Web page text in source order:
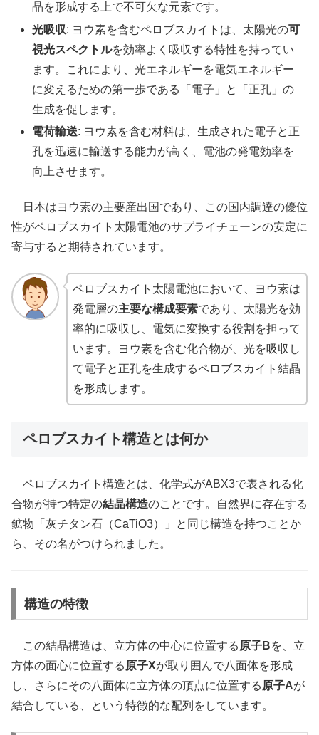
晶を形成する上で不可欠な元素です。
光吸収: ヨウ素を含むペロブスカイトは、太陽光の可
視光スペクトルを効率よく吸収する特性を持ってい
ます。これにより、光エネルギーを電気エネルギー
に変えるための第一歩である「電子」と「正孔」の
生成を促します。
電荷輸送: ヨウ素を含む材料は、生成された電子と正
孔を迅速に輸送する能力が高く、電池の発電効率を
向上させます。
日本はヨウ素の主要産出国であり、この国内調達の優位
性がペロブスカイト太陽電池のサプライチェーンの安定に
寄与すると期待されています。
ペロブスカイト太陽電池において、ヨウ素は
発電層の主要な構成要素であり、太陽光を効
率的に吸収し、電気に変換する役割を担って
います。ヨウ素を含む化合物が、光を吸収し
て電子と正孔を生成するペロブスカイト結晶
を形成します。
ペロブスカイト構造とは何か
ペロブスカイト構造とは、化学式がABX3​で表される化
合物が持つ特定の結晶構造のことです。自然界に存在する
鉱物「灰チタン石（CaTiO3​）」と同じ構造を持つことか
ら、その名がつけられました。
構造の特徴
この結晶構造は、立方体の中心に位置する 原子Bを、立
方体の面心に位置する 原子Xが取り囲んで八面体を形成
し、さらにその八面体に立方体の頂点に位置する 原子Aが
結合している、という特徴的な配列をしています。